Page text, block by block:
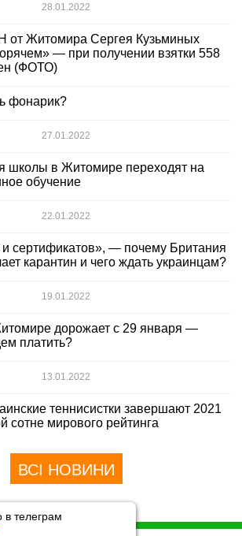
28.01.2022
от Житомира Сергея Кузьминых
— при получении взятки 558
(ФОТО)
фонарик?
27.01.2022
школы в Житомире переходят на
обучение
22.01.2022
сертификатов», — почему Британия
карантин и чего ждать украинцам?
19.01.2022
дорожает с 29 января —
платить?
13.01.2022
теннисистки завершают 2021
сотне мирового рейтинга
ВСІ НОВИНИ
в телеграм